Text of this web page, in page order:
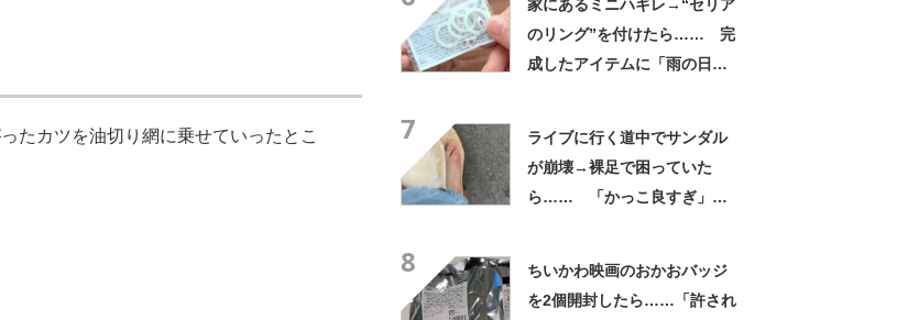
たカツを油切り網に乗せていったとこ
家にあるミニハギレ→“セリア
のリング”を付けたら…… 完
成したアイテムに「雨の日で
7
ライブに行く道中でサンダル
が崩壊→裸足で困っていた
ら…… 「かっこ良すぎ」ま
8
ちいかわ映画のおかおバッジ
を2個開封したら……「許され